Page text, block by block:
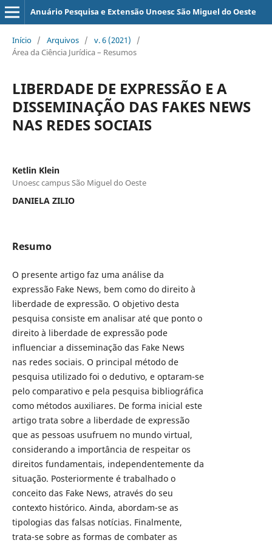
Anuário Pesquisa e Extensão Unoesc São Miguel do Oeste
Início / Arquivos / v. 6 (2021)
/
Área da Ciência Jurídica – Resumos
LIBERDADE DE EXPRESSÃO E A
DISSEMINAÇÃO DAS FAKES NEWS
NAS REDES SOCIAIS
Ketlin Klein
Unoesc campus São Miguel do Oeste
DANIELA ZILIO
Resumo
O presente artigo faz uma análise da
expressão Fake News, bem como do direito à
liberdade de expressão. O objetivo desta
pesquisa consiste em analisar até que ponto o
direito à liberdade de expressão pode
influenciar a disseminação das Fake News
nas redes sociais. O principal método de
pesquisa utilizado foi o dedutivo, e optaram-se
pelo comparativo e pela pesquisa bibliográfica
como métodos auxiliares. De forma inicial este
artigo trata sobre a liberdade de expressão
que as pessoas usufruem no mundo virtual,
considerando a importância de respeitar os
direitos fundamentais, independentemente da
situação. Posteriormente é trabalhado o
conceito das Fake News, através do seu
contexto histórico. Ainda, abordam-se as
tipologias das falsas notícias. Finalmente,
trata-se sobre as formas de combater as